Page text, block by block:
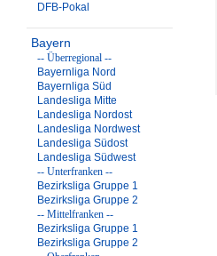
DFB-Pokal
Bayern
-- Überregional --
Bayernliga Nord
Bayernliga Süd
Landesliga Mitte
Landesliga Nordost
Landesliga Nordwest
Landesliga Südost
Landesliga Südwest
-- Unterfranken --
Bezirksliga Gruppe 1
Bezirksliga Gruppe 2
-- Mittelfranken --
Bezirksliga Gruppe 1
Bezirksliga Gruppe 2